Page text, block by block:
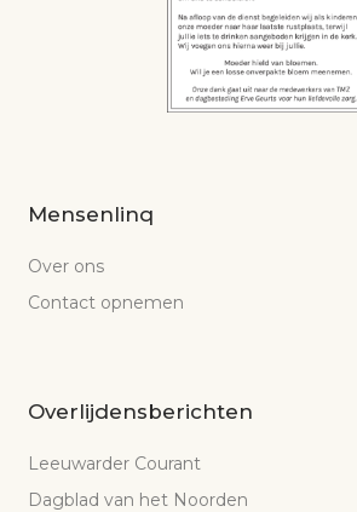
Mensenlinq
Over ons
Contact opnemen
Overlijdensberichten
Leeuwarder Courant
Dagblad van het Noorden